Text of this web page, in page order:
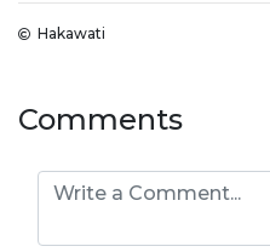
Hakawati
Comments